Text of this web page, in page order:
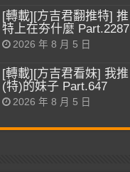
[轉載][方吉君翻推特] 推
特上在夯什麼 Part.2287
2026 年 8 月 5 日
[轉載][方吉君看妹] 我推
(特)的妹子 Part.647
2026 年 8 月 5 日